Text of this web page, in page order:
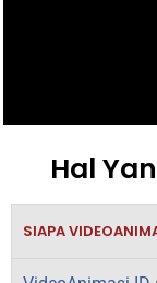
Hal
SIAPA